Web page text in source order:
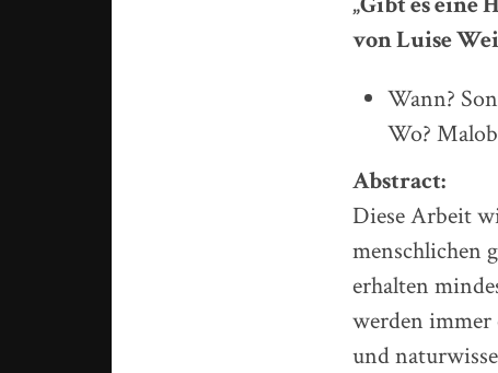
von Luise
Wann?
Wo?
Abstract:
Diese Arbeit
menschlichen
erhalten
werden immer
und